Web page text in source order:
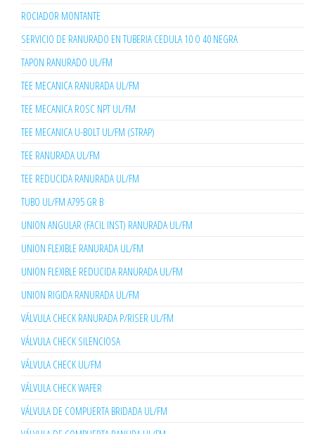
ROCIADOR MONTANTE
SERVICIO DE RANURADO EN TUBERIA CEDULA 10 O 40 NEGRA
TAPON RANURADO UL/FM
TEE MECANICA RANURADA UL/FM
TEE MECANICA ROSC NPT UL/FM
TEE MECANICA U-BOLT UL/FM (STRAP)
TEE RANURADA UL/FM
TEE REDUCIDA RANURADA UL/FM
TUBO UL/FM A795 GR B
UNION ANGULAR (FACIL INST) RANURADA UL/FM
UNION FLEXIBLE RANURADA UL/FM
UNION FLEXIBLE REDUCIDA RANURADA UL/FM
UNION RIGIDA RANURADA UL/FM
VÁLVULA CHECK RANURADA P/RISER UL/FM
VÁLVULA CHECK SILENCIOSA
VÁLVULA CHECK UL/FM
VÁLVULA CHECK WAFER
VÁLVULA DE COMPUERTA BRIDADA UL/FM